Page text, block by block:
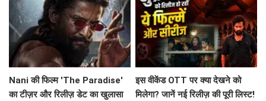
Nani की फिल्म 'The Paradise'
का टीज़र और रिलीज़ डेट का खुलासा
इस वीकेंड OTT पर क्या देखने को
मिलेगा? जानें नई रिलीज़ की पूरी लिस्ट!